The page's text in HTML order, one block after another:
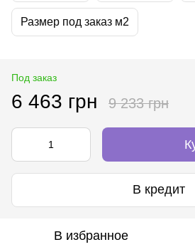
Размер под заказ м2
Под заказ
6 463 грн 9 233 грн
В кредит
В избранное